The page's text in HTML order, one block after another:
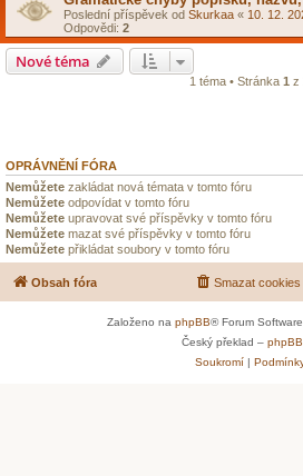
Poslední příspěvek od Skurkaa « 10. 12.
Odpovědi: 2
Nové téma
1 téma • Stránka 1 z
OPRÁVNĚNÍ FÓRA
Nemůžete zakládat nová témata v tomto fóru
Nemůžete odpovídat v tomto fóru
Nemůžete upravovat své příspěvky v tomto fóru
Nemůžete mazat své příspěvky v tomto fóru
Nemůžete přikládat soubory v tomto fóru
Obsah fóra Smazat cookies
Založeno na phpBB® Forum
Český překlad –
Soukromí|